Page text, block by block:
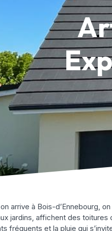
arrive à Bois-d’Ennebourg,
jardins, affichent des toitures
fréquents et la pluie qui